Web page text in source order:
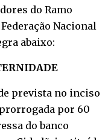
do Ramo
Nacional
abaixo:
prevista no inciso
por 60
do banco